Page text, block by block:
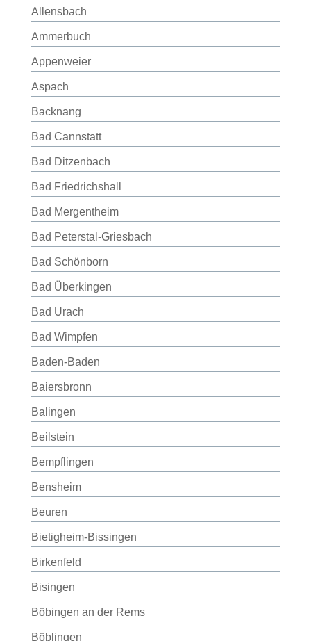
Allensbach
Ammerbuch
Appenweier
Aspach
Backnang
Bad Cannstatt
Bad Ditzenbach
Bad Friedrichshall
Bad Mergentheim
Bad Peterstal-Griesbach
Bad Schönborn
Bad Überkingen
Bad Urach
Bad Wimpfen
Baden-Baden
Baiersbronn
Balingen
Beilstein
Bempflingen
Bensheim
Beuren
Bietigheim-Bissingen
Birkenfeld
Bisingen
Böbingen an der Rems
Böblingen